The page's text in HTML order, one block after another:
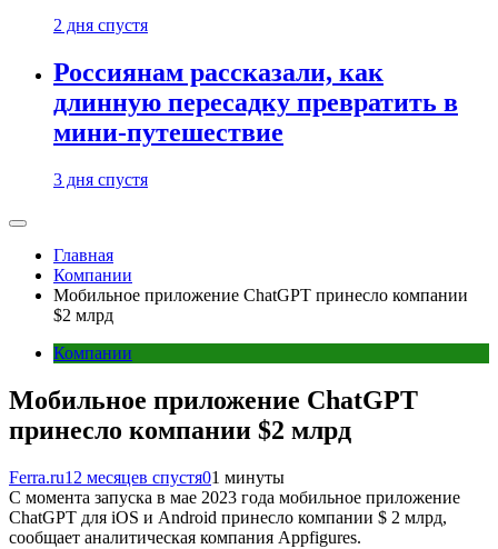
2 дня спустя
Россиянам рассказали, как
длинную пересадку превратить в
мини-путешествие
3 дня спустя
Главная
Компании
Мобильное приложение ChatGPT принесло компании
$2 млрд
Компании
Мобильное приложение ChatGPT
принесло компании $2 млрд
Ferra.ru12 месяцев спустя01 минуты
С момента запуска в мае 2023 года мобильное приложение
ChatGPT для iOS и Android принесло компании $ 2 млрд,
сообщает аналитическая компания Appfigures.